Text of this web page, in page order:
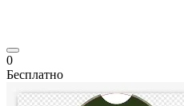
0
Бесплатно